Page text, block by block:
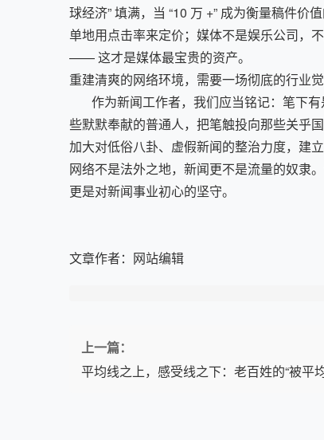
球经济” 填满，当 “10 万 +” 成为衡量稿件
单地用点击率来定价；媒体不是娱乐公司，
—— 这才是媒体最宝贵的资产。​
重建清爽的网络环境，需要一场彻底的行业觉
作为新闻工作者，我们应当铭记：笔下有
些默默奉献的普通人，把笔触投向那些关乎
加大对低俗八卦、虚假新闻的整治力度，建
网络不是法外之地，新闻更不是流量的奴隶
更是对新闻事业初心的坚守。
文章作者： 网站编辑
上一篇：
平均线之上，感受线之下：老百姓的“被平